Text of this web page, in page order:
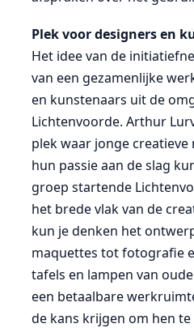
Plek voor designers en
Het idee van de
van een gezamenlijke
en kunstenaars uit de
Lichtenvoorde. Arthur
plek waar jonge
hun passie aan de slag
groep startende
het brede vlak van de
kun je denken het
maquettes tot fotografie
tafels en lampen van
een betaalbare
de kans krijgen om hen